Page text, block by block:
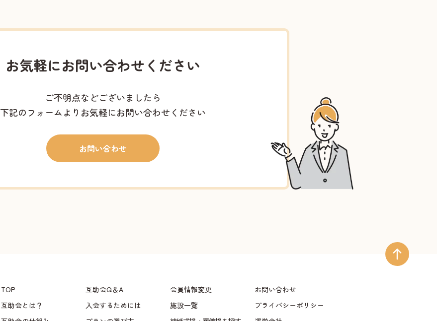
お気軽にお問い合わせください
ご不明点などございましたら
下記のフォームよりお気軽にお問い合わせください
お問い合わせ
TOP
互助会とは？
互助会Q＆A
入会するためには
会員情報変更
施設一覧
お問い合わせ
プライバシーポリシー